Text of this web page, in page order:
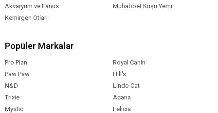
Akvaryum ve Fanus
Muhabbet Kuşu Yemi
Kemirgen Otları
Popüler Markalar
Pro Plan
Royal Canin
Paw Paw
Hill's
N&D
Lindo Cat
Trixie
Acana
Mystic
Felicia